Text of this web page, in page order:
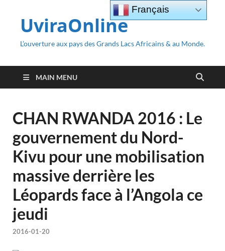
UviraOnline
L’ouverture aux pays des Grands Lacs Africains & au Monde.
MAIN MENU
CHAN RWANDA 2016 : Le
gouvernement du Nord-
Kivu pour une mobilisation
massive derrière les
Léopards face à l’Angola ce
jeudi
2016-01-20
Français